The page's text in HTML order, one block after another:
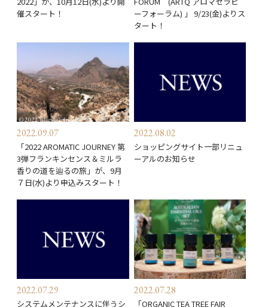
催スタート！
ーフォーラム) 」 9/23(金)よりス
タート！
2022.09.07
「2022 AROMATIC JOURNEY 第
3弾フランキンセンス＆ミルラ
香りの道を辿るの旅」が、9月
７日(水)より申込みスタート！
2022.08.02
ショッピングサイト一部リニュ
ーアルのお知らせ
2022.07.29
システムメンテナンスに伴うシ
2022.07.28
「ORGANIC TEA TREE FAIR